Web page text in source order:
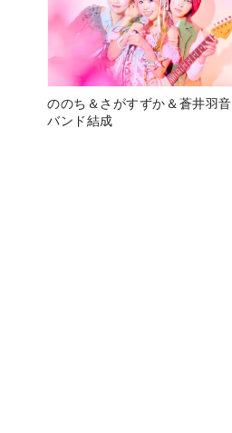
ののち＆さがすずか＆蒼井羽音
バンド結成